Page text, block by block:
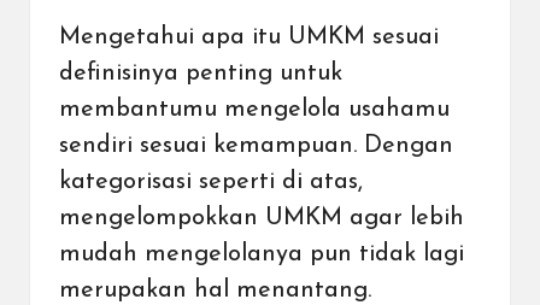
Mengetahui apa itu UMKM sesuai
definisinya penting untuk
membantumu mengelola usahamu
sendiri sesuai kemampuan. Dengan
kategorisasi seperti di atas,
mengelompokkan UMKM agar lebih
mudah mengelolanya pun tidak lagi
merupakan hal menantang.